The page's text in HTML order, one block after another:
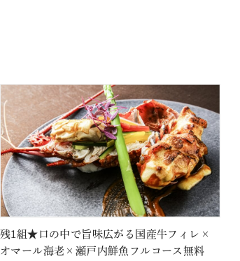
残1組★口の中で旨味広がる国産牛フィレ×
オマール海老×瀬戸内鮮魚フルコース無料